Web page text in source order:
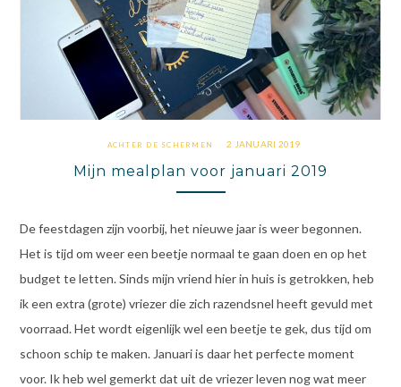
ACHTER DE SCHERMEN 2 JANUARI 2019
Mijn mealplan voor januari 2019
De feestdagen zijn voorbij, het nieuwe jaar is weer begonnen.
Het is tijd om weer een beetje normaal te gaan doen en op het
budget te letten. Sinds mijn vriend hier in huis is getrokken, heb
ik een extra (grote) vriezer die zich razendsnel heeft gevuld met
voorraad. Het wordt eigenlijk wel een beetje te gek, dus tijd om
schoon schip te maken. Januari is daar het perfecte moment
voor. Ik heb wel gemerkt dat uit de vriezer leven nog wat meer